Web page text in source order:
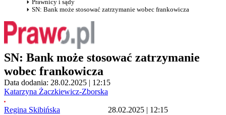
Prawnicy i sądy
SN: Bank może stosować zatrzymanie wobec frankowicza
SN: Bank może stosować zatrzymanie
wobec frankowicza
Data dodania: 28.02.2025 | 12:15
Katarzyna Żaczkiewicz-Zborska
Regina Skibińska 28.02.2025 | 12:15